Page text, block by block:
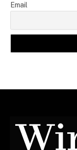
Email